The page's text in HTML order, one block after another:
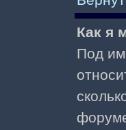
Как я
Под